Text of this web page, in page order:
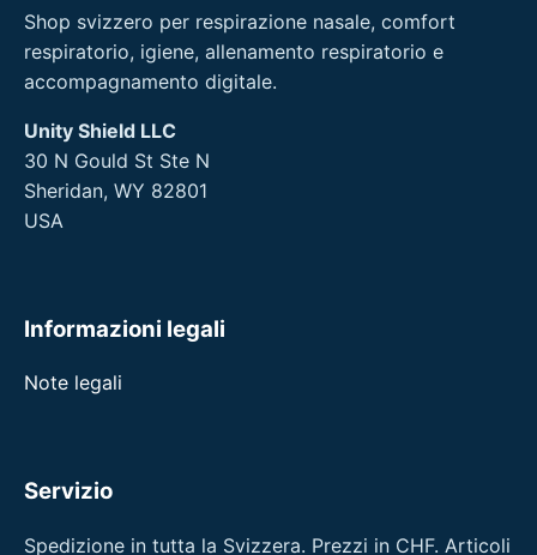
Shop svizzero per respirazione nasale, comfort
respiratorio, igiene, allenamento respiratorio e
accompagnamento digitale.
Unity Shield LLC
30 N Gould St Ste N
Sheridan, WY 82801
USA
Informazioni legali
Note legali
Servizio
Spedizione in tutta la Svizzera. Prezzi in CHF. Articoli